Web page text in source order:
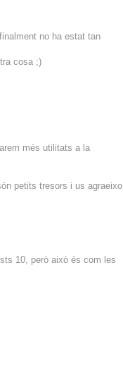
no ha estat tan
cosa ;)
més utilitats a la
petits tresors i us agraeixo
10, però això és com les